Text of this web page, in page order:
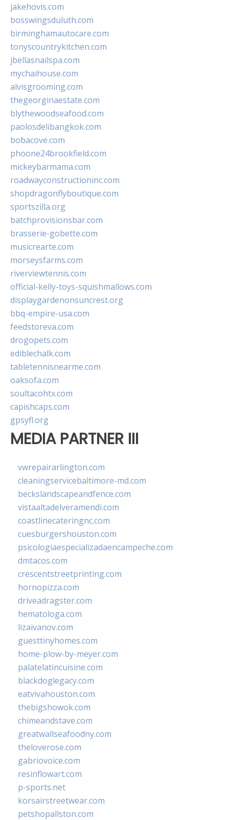
jakehovis.com
bosswingsduluth.com
birminghamautocare.com
tonyscountrykitchen.com
jbellasnailspa.com
mychaihouse.com
alvisgrooming.com
thegeorginaestate.com
blythewoodseafood.com
paolosdelibangkok.com
bobacove.com
phoone24brookfield.com
mickeybarmama.com
roadwayconstructioninc.com
shopdragonflyboutique.com
sportszilla.org
batchprovisionsbar.com
brasserie-gobette.com
musicrearte.com
morseysfarms.com
riverviewtennis.com
official-kelly-toys-squishmallows.com
displaygardenonsuncrest.org
bbq-empire-usa.com
feedstoreva.com
drogopets.com
ediblechalk.com
tabletennisnearme.com
oaksofa.com
soultacohtx.com
capishcaps.com
gpsyfl.org
MEDIA PARTNER III
vwrepairarlington.com
cleaningservicebaltimore-md.com
beckslandscapeandfence.com
vistaaltadelveramendi.com
coastlinecateringnc.com
cuesburgershouston.com
psicologiaespecializadaencampeche.com
dmtacos.com
crescentstreetprinting.com
hornopizza.com
driveadragster.com
hematologa.com
lizaivanov.com
guesttinyhomes.com
home-plow-by-meyer.com
palatelatincuisine.com
blackdoglegacy.com
eatvivahouston.com
thebigshowok.com
chimeandstave.com
greatwallseafoodny.com
theloverose.com
gabriovoice.com
resinflowart.com
p-sports.net
korsairstreetwear.com
petshopallston.com